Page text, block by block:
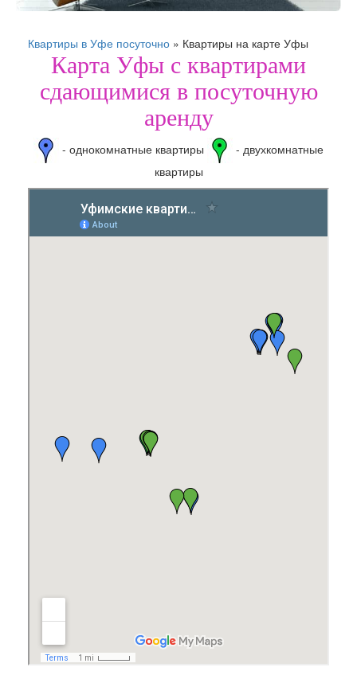
Квартиры в Уфе посуточно » Квартиры на карте Уфы
Карта Уфы с квартирами
сдающимися в посуточную
аренду
- однокомнатные квартиры
- двухкомнатные
квартиры